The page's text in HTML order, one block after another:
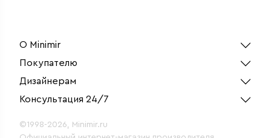
О Minimir
Покупателю
Дизайнерам
Консультация 24/7
©1998-2026, Minimir.ru